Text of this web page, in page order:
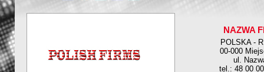
NAZWA
POLSKA -
00-000
ul.
tel.: 48 00